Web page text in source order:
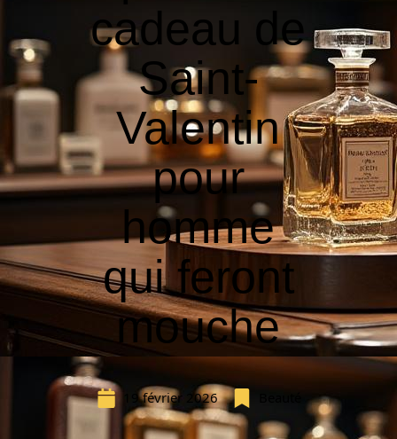
cadeau de
Saint-
Valentin
pour
homme
qui feront
mouche
19 février 2026